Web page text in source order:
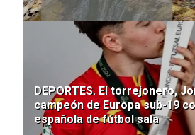
DEPORTES. El torrejonero,
campeón de Europa sub-19
española de fútbol sala